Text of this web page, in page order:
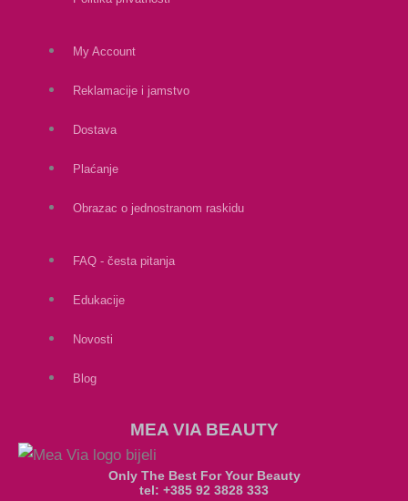
My Account
Reklamacije i jamstvo
Dostava
Plaćanje
Obrazac o jednostranom raskidu
FAQ - česta pitanja
Edukacije
Novosti
Blog
MEA VIA BEAUTY
Only The Best For Your Beauty
tel: +385 92 3828 333